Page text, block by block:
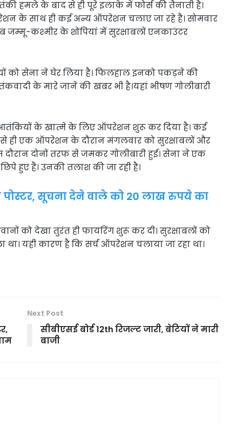
हमले के बाद से ही पूरे इलाके में फोर्स की तैनाती है।
के साथ ही कई अन्य ऑपरेशन चलाए जा रहे हैं। सोमवार
जम्मू-कश्मीर के शोपियां में सुरक्षाबलों एनकाउंटर
को सेना ने घेर लिया है। फिलहाल इनको पकड़ने की
के मारे जाने की खबर भी है।यहां भीषण गोलीबारी
के खात्मे के लिए ऑपरेशन शुरू कर दिया है। कई
एक ऑपरेशन के दौरान मंगलवार को सुरक्षाबलों और
दोनों तरफ से जमकर गोलीबारी हुई। सेना ने एक
हुए हैं। उनकी तलाश की जा रही है।
सूचना देने वाले को 20 लाख रुपये का
को देखा तुरंत ही फायरिंग शुरू कर दी। सुरक्षाबलों को
यही कारण है कि सर्च ऑपरेशन चलाया जा रहा था।
Next Post
सीबीएसई बोर्ड 12th रिजल्ट जारी, बेटियों ने मारी
बाजी